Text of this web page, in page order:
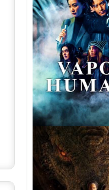
Vapor Humano 1ª
Torrent (2026)
Dual